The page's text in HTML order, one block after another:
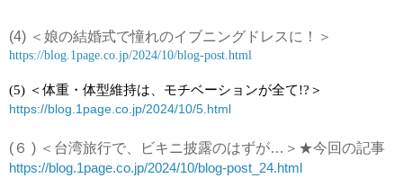
(4) ＜ 娘の結婚式で憧れのイブニングドレスに！ ＞
https://blog.1page.co.jp/2024/10/blog-post.html
(5) ＜体重・体型維持は、モチベーションが全て!?＞
https://blog.1page.co.jp/2024/10/5.html
(６ ) ＜台湾旅行で、ビキニ披露のはずが…＞★今回の記事
https://blog.1page.co.jp/2024/10/blog-post_24.html